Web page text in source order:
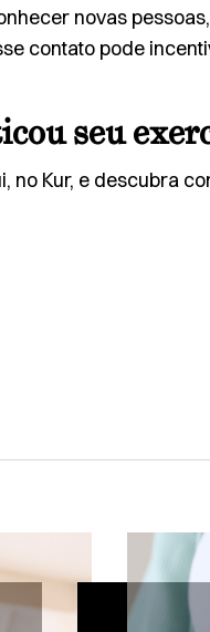
novas
contato pode
seu
no Kur, e descubra